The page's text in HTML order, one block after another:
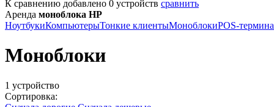
К сравнению добавлено 0 устройств сравнить
Аренда моноблока HP
НоутбукиКомпьютерыТонкие клиентыМоноблокиPOS-
Моноблоки
1 устройство
Сортировка: